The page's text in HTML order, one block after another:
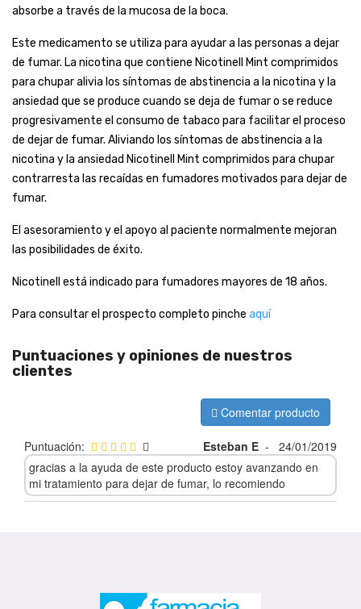
absorbe a través de la mucosa de la boca.
Este medicamento se utiliza para ayudar a las personas a dejar
de fumar. La nicotina que contiene Nicotinell Mint comprimidos
para chupar alivia los síntomas de abstinencia a la nicotina y la
ansiedad que se produce cuando se deja de fumar o se reduce
progresivamente el consumo de tabaco para facilitar el proceso
de dejar de fumar. Aliviando los síntomas de abstinencia a la
nicotina y la ansiedad Nicotinell Mint comprimidos para chupar
contrarresta las recaídas en fumadores motivados para dejar de
fumar.
El asesoramiento y el apoyo al paciente normalmente mejoran
las posibilidades de éxito.
Nicotinell está indicado para fumadores mayores de 18 años.
Para consultar el prospecto completo pinche aquí
Puntuaciones y opiniones de nuestros
clientes
Comentar producto
Puntuación: Esteban E -
24/01/2019
gracias a la ayuda de este producto estoy avanzando en
mi tratamiento para dejar de fumar, lo recomiendo